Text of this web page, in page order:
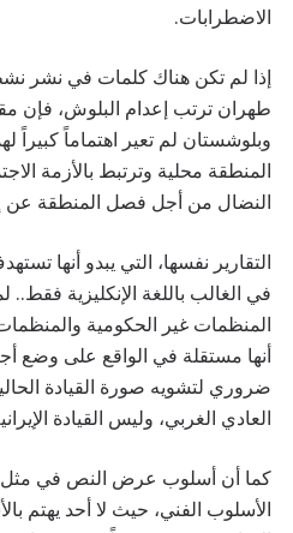
الاضطرابات.
إذا لم تكن هناك كلمات في نشر
طهران ترتب إعدام البلوش، فإن
وبلوشستان لم تعير اهتماماً كبيراً
المنطقة محلية وترتبط بالأزمة
النضال من أجل فصل المنطقة عن
التقارير نفسها، التي يبدو أنها
في الغالب باللغة الإنكليزية فقط..
المنظمات غير الحكومية
أنها مستقلة في الواقع على وضع
ضروري لتشويه صورة القيادة
العادي الغربي، وليس القيادة
كما أن أسلوب عرض النص في
الأسلوب الفني، حيث لا أحد يهتم